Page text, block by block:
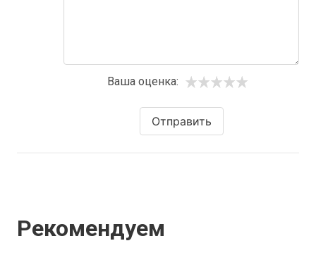
Ваша оценка:
Отправить
Рекомендуем